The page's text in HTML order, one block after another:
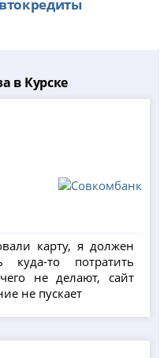
в Курске
карту, я должен
куда-то потратить
не делают, сайт
не пускает